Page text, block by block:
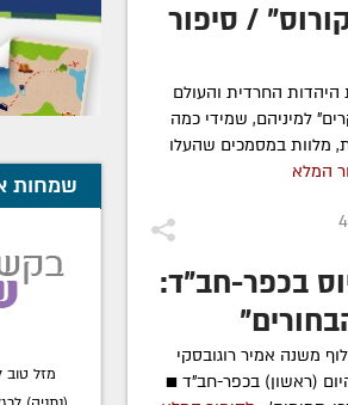
/ סיפור
החרדית והעולם
למיניהם, שמידי כמה
מלוות במסמכים שהעלו
המלא
בכפר-חב"ד:
משנה אמיר רוגובסקי
היום (ראשון) בכפר-חב"ד ■
שמחות
מזל טוב